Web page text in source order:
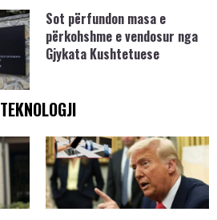
Sot përfundon masa e
përkohshme e vendosur nga
Gjykata Kushtetuese
TEKNOLOGJI